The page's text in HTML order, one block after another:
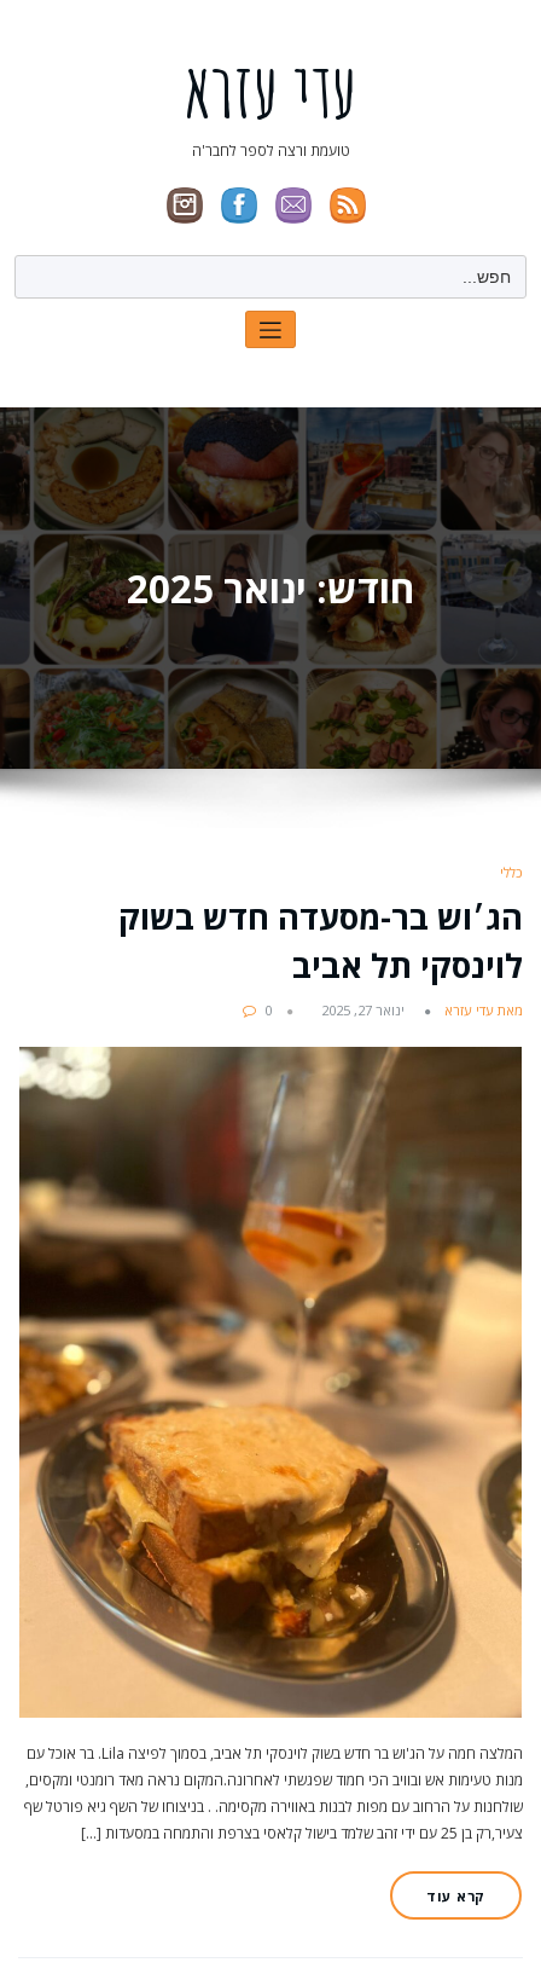
עדי עזרא
טועמת ורצה לספר לחבר'ה
Search
for:
חודש:ינואר 2025
כללי
הג׳וש בר-מסעדה חדש בשוק
לוינסקי תל אביב
מאת עדי עזרא ינואר 27, 2025 0
המלצה חמה על הג'וש בר חדש בשוק לוינסקי תל אביב, בסמוך לפיצה Lila. בר אוכל עם
מנות טעימות אש ובוויב הכי חמוד שפגשתי לאחרונה.המקום נראה מאד רומנטי ומקסים,
שולחנות על הרחוב עם מפות לבנות באווירה מקסימה. . בניצוחו של השף גיא פורטל שף
צעיר,רק בן 25 עם ידי זהב שלמד בישול קלאסי בצרפת והתמחה במסעדות […]
קרא עוד